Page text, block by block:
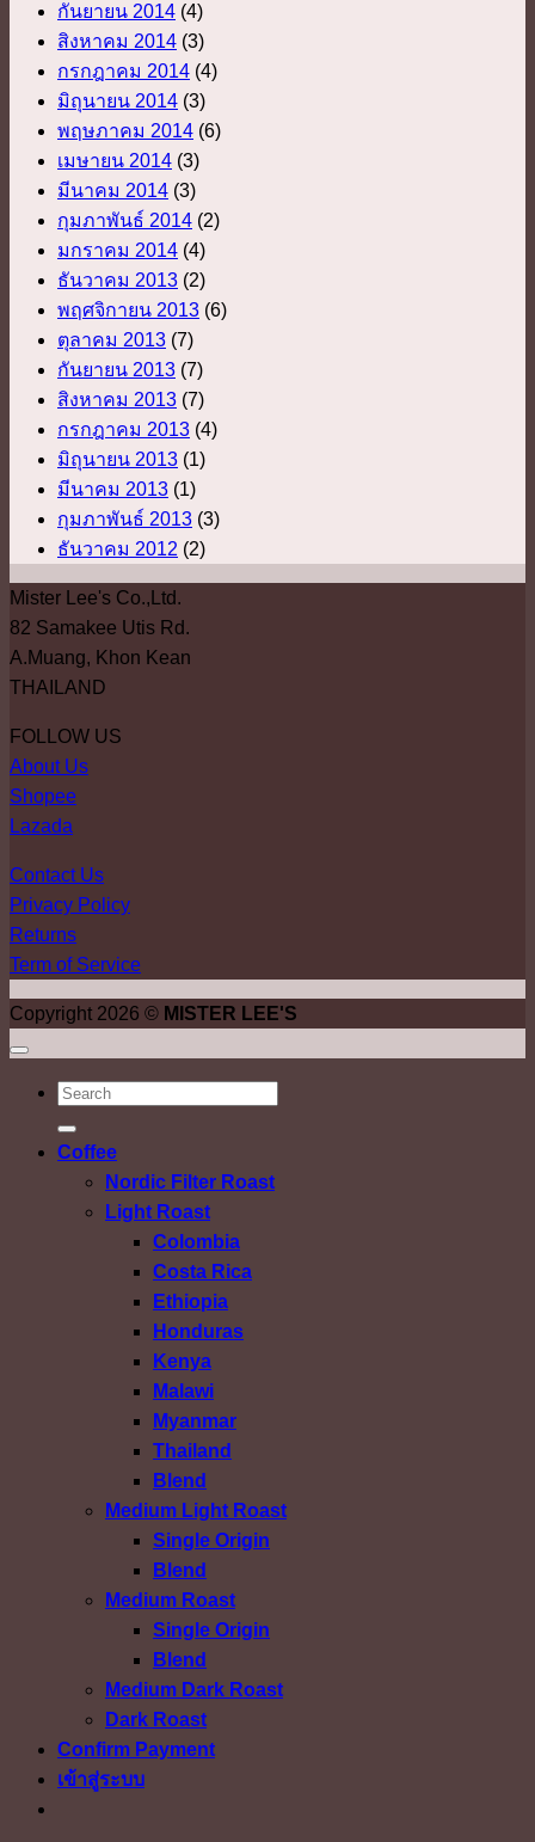
กันยายน 2014 (4)
สิงหาคม 2014 (3)
กรกฎาคม 2014 (4)
มิถุนายน 2014 (3)
พฤษภาคม 2014 (6)
เมษายน 2014 (3)
มีนาคม 2014 (3)
กุมภาพันธ์ 2014 (2)
มกราคม 2014 (4)
ธันวาคม 2013 (2)
พฤศจิกายน 2013 (6)
ตุลาคม 2013 (7)
กันยายน 2013 (7)
สิงหาคม 2013 (7)
กรกฎาคม 2013 (4)
มิถุนายน 2013 (1)
มีนาคม 2013 (1)
กุมภาพันธ์ 2013 (3)
ธันวาคม 2012 (2)
Mister Lee's Co.,Ltd.
82 Samakee Utis Rd.
A.Muang, Khon Kean
THAILAND
FOLLOW US
About Us
Shopee
Lazada
Contact Us
Privacy Policy
Returns
Term of Service
Copyright 2026 © MISTER LEE'S
ค้นหา:
Coffee
Nordic Filter Roast
Light Roast
Colombia
Costa Rica
Ethiopia
Honduras
Kenya
Malawi
Myanmar
Thailand
Blend
Medium Light Roast
Single Origin
Blend
Medium Roast
Single Origin
Blend
Medium Dark Roast
Dark Roast
Confirm Payment
เข้าสู่ระบบ